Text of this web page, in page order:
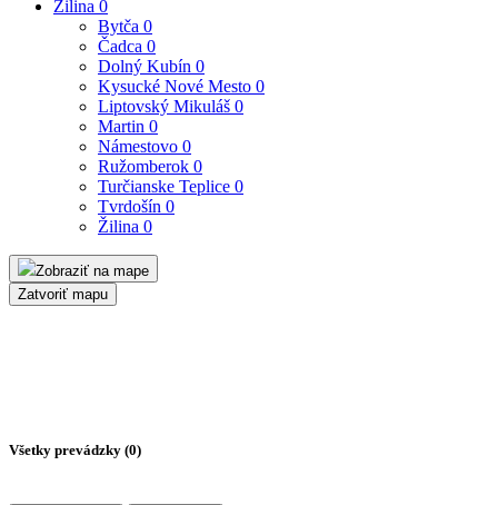
Žilina 0
Bytča 0
Čadca 0
Dolný Kubín 0
Kysucké Nové Mesto 0
Liptovský Mikuláš 0
Martin 0
Námestovo 0
Ružomberok 0
Turčianske Teplice 0
Tvrdošín 0
Žilina 0
Zobraziť na mape
Zatvoriť mapu
Všetky prevádzky (0)